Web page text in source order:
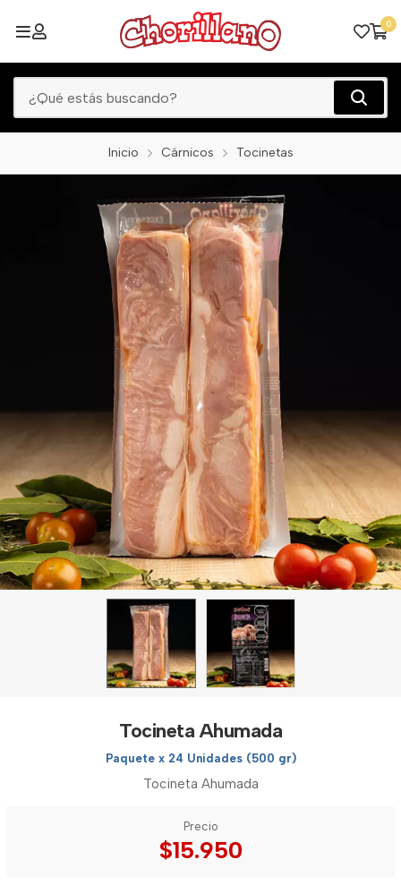
0
Inicio Cárnicos Tocinetas
Tocineta Ahumada
Paquete x 24 Unidades (500 gr)
Tocineta Ahumada
Precio
$15.950